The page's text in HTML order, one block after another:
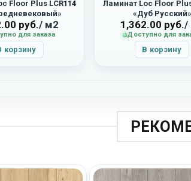
Floor Plus LCR114
руб./ м2
для заказа
корзину
Ламинат Loc Floor Plus
«Дуб Русский»
1,362.00 руб./
Доступно для
В корзину